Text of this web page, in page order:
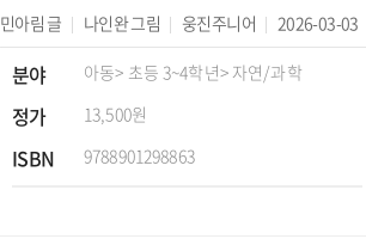
민아림 글 나인완그림 웅진주니어 2026-03-03
분야 아동> 초등 3~4학년> 자연/과학
정가 13,500원
ISBN 9788901298863